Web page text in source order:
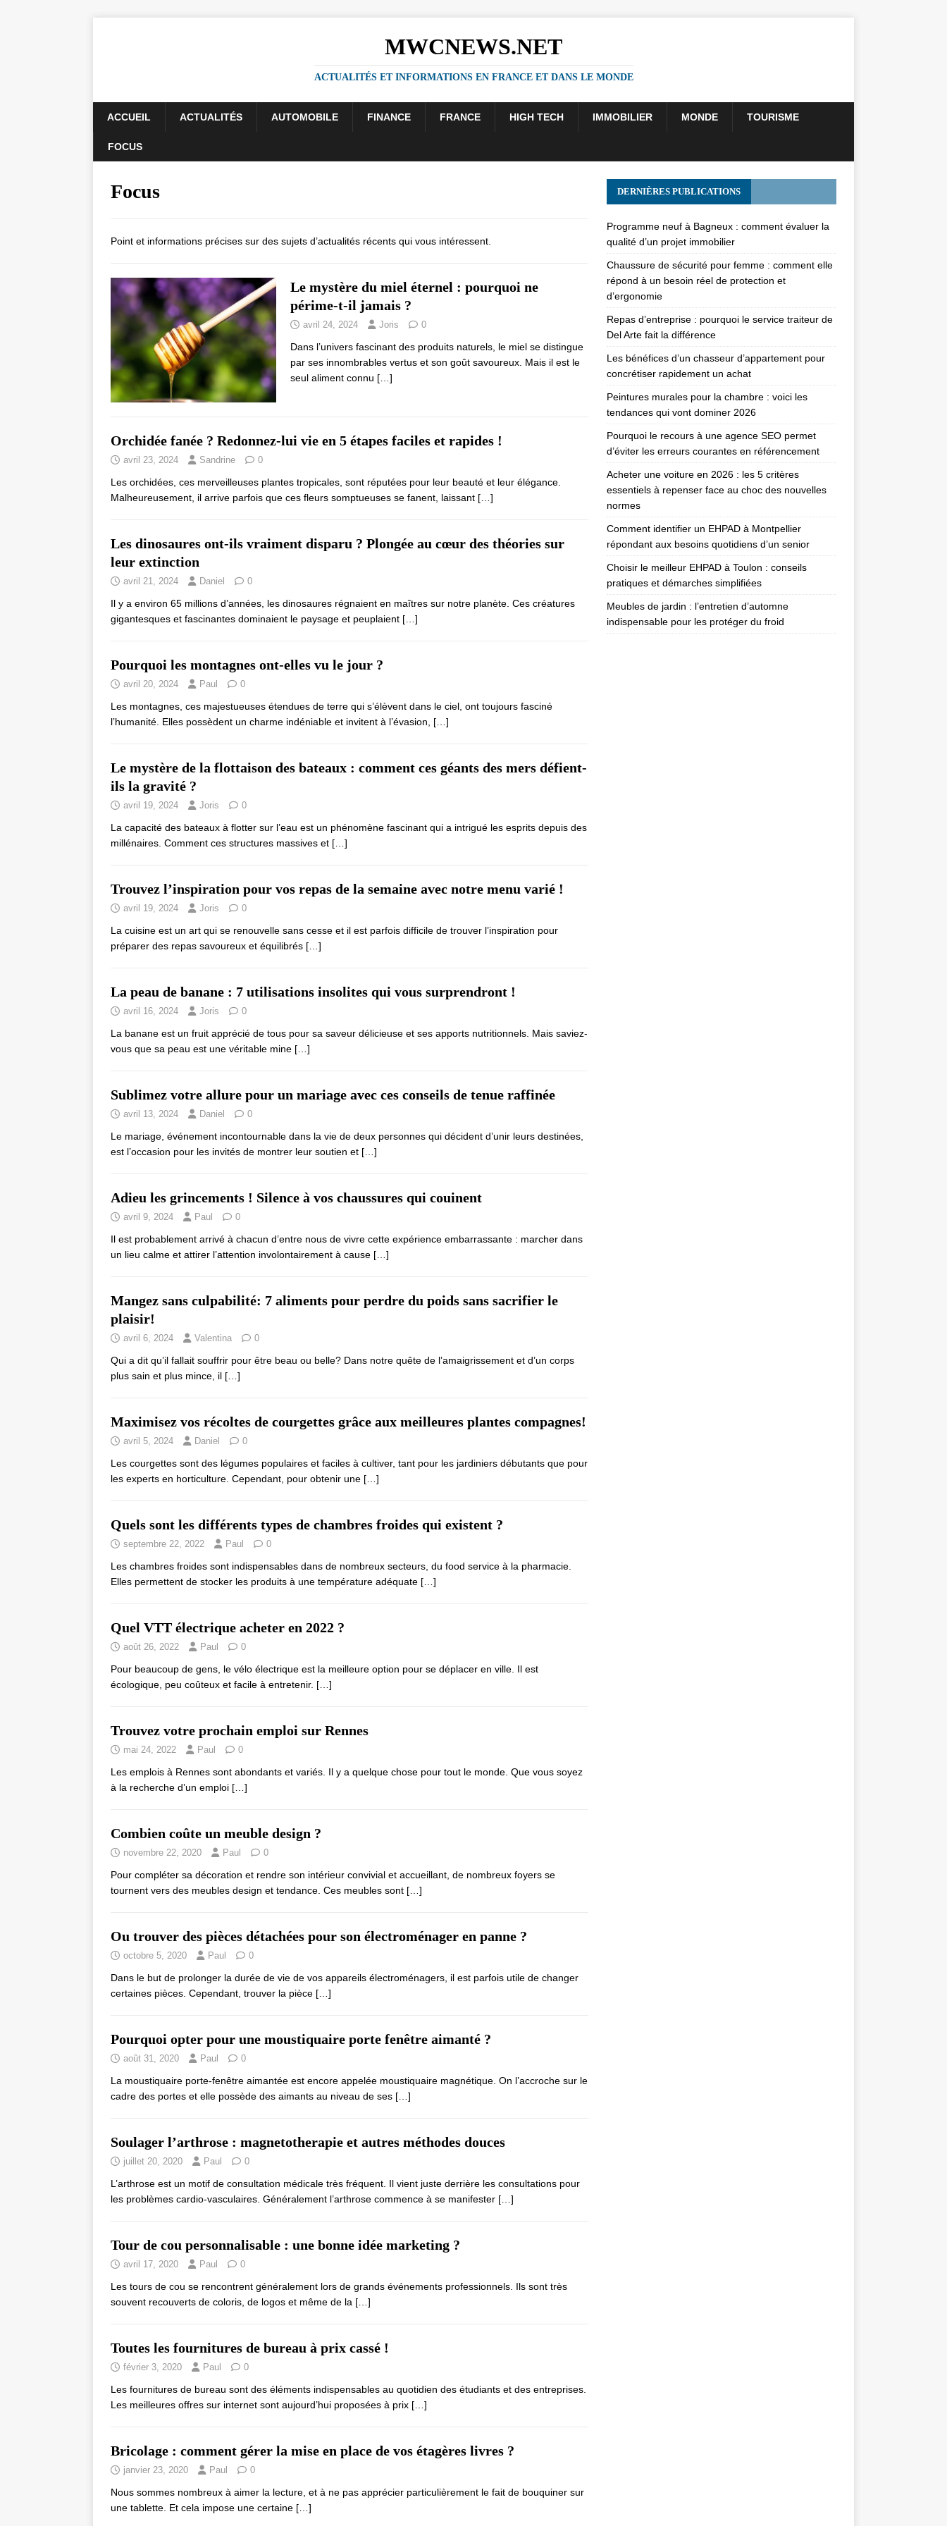
MWCNEWS.NET
ACTUALITÉS ET INFORMATIONS EN FRANCE ET DANS LE MONDE
ACCUEIL ACTUALITÉS AUTOMOBILE FINANCE FRANCE HIGH TECH IMMOBILIER MONDE TOURISME
FOCUS
Focus
Point et informations précises sur des sujets d’actualités récents qui vous intéressent.
Le mystère du miel éternel : pourquoi ne
périme-t-il jamais ?
avril 24, 2024 Joris 0
Dans l’univers fascinant des produits naturels, le miel se distingue
par ses innombrables vertus et son goût savoureux. Mais il est le
seul aliment connu […]
Orchidée fanée ? Redonnez-lui vie en 5 étapes faciles et rapides !
avril 23, 2024 Sandrine 0
Les orchidées, ces merveilleuses plantes tropicales, sont réputées pour leur beauté et leur élégance.
Malheureusement, il arrive parfois que ces fleurs somptueuses se fanent, laissant […]
Les dinosaures ont-ils vraiment disparu ? Plongée au cœur des théories sur
leur extinction
avril 21, 2024 Daniel 0
Il y a environ 65 millions d’années, les dinosaures régnaient en maîtres sur notre planète. Ces créatures
gigantesques et fascinantes dominaient le paysage et peuplaient […]
Pourquoi les montagnes ont-elles vu le jour ?
avril 20, 2024 Paul 0
Les montagnes, ces majestueuses étendues de terre qui s’élèvent dans le ciel, ont toujours fasciné
l’humanité. Elles possèdent un charme indéniable et invitent à l’évasion, […]
Le mystère de la flottaison des bateaux : comment ces géants des mers défient-
ils la gravité ?
avril 19, 2024 Joris 0
La capacité des bateaux à flotter sur l’eau est un phénomène fascinant qui a intrigué les esprits depuis des
millénaires. Comment ces structures massives et […]
Trouvez l’inspiration pour vos repas de la semaine avec notre menu varié !
avril 19, 2024 Joris 0
La cuisine est un art qui se renouvelle sans cesse et il est parfois difficile de trouver l’inspiration pour
préparer des repas savoureux et équilibrés […]
La peau de banane : 7 utilisations insolites qui vous surprendront !
avril 16, 2024 Joris 0
La banane est un fruit apprécié de tous pour sa saveur délicieuse et ses apports nutritionnels. Mais saviez-
vous que sa peau est une véritable mine […]
Sublimez votre allure pour un mariage avec ces conseils de tenue raffinée
avril 13, 2024 Daniel 0
Le mariage, événement incontournable dans la vie de deux personnes qui décident d’unir leurs destinées,
est l’occasion pour les invités de montrer leur soutien et […]
Adieu les grincements ! Silence à vos chaussures qui couinent
avril 9, 2024 Paul 0
Il est probablement arrivé à chacun d’entre nous de vivre cette expérience embarrassante : marcher dans
un lieu calme et attirer l’attention involontairement à cause […]
Mangez sans culpabilité: 7 aliments pour perdre du poids sans sacrifier le
plaisir!
avril 6, 2024 Valentina 0
Qui a dit qu’il fallait souffrir pour être beau ou belle? Dans notre quête de l’amaigrissement et d’un corps
plus sain et plus mince, il […]
Maximisez vos récoltes de courgettes grâce aux meilleures plantes compagnes!
avril 5, 2024 Daniel 0
Les courgettes sont des légumes populaires et faciles à cultiver, tant pour les jardiniers débutants que pour
les experts en horticulture. Cependant, pour obtenir une […]
Quels sont les différents types de chambres froides qui existent ?
septembre 22, 2022 Paul 0
Les chambres froides sont indispensables dans de nombreux secteurs, du food service à la pharmacie.
Elles permettent de stocker les produits à une température adéquate […]
Quel VTT électrique acheter en 2022 ?
août 26, 2022 Paul 0
Pour beaucoup de gens, le vélo électrique est la meilleure option pour se déplacer en ville. Il est
écologique, peu coûteux et facile à entretenir. […]
Trouvez votre prochain emploi sur Rennes
mai 24, 2022 Paul 0
Les emplois à Rennes sont abondants et variés. Il y a quelque chose pour tout le monde. Que vous soyez
à la recherche d’un emploi […]
Combien coûte un meuble design ?
novembre 22, 2020 Paul 0
Pour compléter sa décoration et rendre son intérieur convivial et accueillant, de nombreux foyers se
tournent vers des meubles design et tendance. Ces meubles sont […]
Ou trouver des pièces détachées pour son électroménager en panne ?
octobre 5, 2020 Paul 0
Dans le but de prolonger la durée de vie de vos appareils électroménagers, il est parfois utile de changer
certaines pièces. Cependant, trouver la pièce […]
Pourquoi opter pour une moustiquaire porte fenêtre aimanté ?
août 31, 2020 Paul 0
La moustiquaire porte-fenêtre aimantée est encore appelée moustiquaire magnétique. On l’accroche sur le
cadre des portes et elle possède des aimants au niveau de ses […]
Soulager l’arthrose : magnetotherapie et autres méthodes douces
juillet 20, 2020 Paul 0
L’arthrose est un motif de consultation médicale très fréquent. Il vient juste derrière les consultations pour
les problèmes cardio-vasculaires. Généralement l’arthrose commence à se manifester […]
Tour de cou personnalisable : une bonne idée marketing ?
avril 17, 2020 Paul 0
Les tours de cou se rencontrent généralement lors de grands événements professionnels. Ils sont très
souvent recouverts de coloris, de logos et même de la […]
Toutes les fournitures de bureau à prix cassé !
février 3, 2020 Paul 0
Les fournitures de bureau sont des éléments indispensables au quotidien des étudiants et des entreprises.
Les meilleures offres sur internet sont aujourd’hui proposées à prix […]
Bricolage : comment gérer la mise en place de vos étagères livres ?
janvier 23, 2020 Paul 0
Nous sommes nombreux à aimer la lecture, et à ne pas apprécier particulièrement le fait de bouquiner sur
une tablette. Et cela impose une certaine […]
DERNIÈRES PUBLICATIONS
Programme neuf à Bagneux : comment évaluer la
qualité d’un projet immobilier
Chaussure de sécurité pour femme : comment elle
répond à un besoin réel de protection et
d’ergonomie
Repas d’entreprise : pourquoi le service traiteur de
Del Arte fait la différence
Les bénéfices d’un chasseur d’appartement pour
concrétiser rapidement un achat
Peintures murales pour la chambre : voici les
tendances qui vont dominer 2026
Pourquoi le recours à une agence SEO permet
d’éviter les erreurs courantes en référencement
Acheter une voiture en 2026 : les 5 critères
essentiels à repenser face au choc des nouvelles
normes
Comment identifier un EHPAD à Montpellier
répondant aux besoins quotidiens d’un senior
Choisir le meilleur EHPAD à Toulon : conseils
pratiques et démarches simplifiées
Meubles de jardin : l’entretien d’automne
indispensable pour les protéger du froid